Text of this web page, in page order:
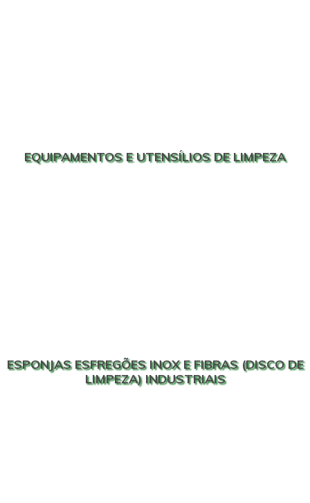
EQUIPAMENTOS E UTENSÍLIOS DE LIMPEZA
ESPONJAS ESFREGÕES INOX E FIBRAS (DISCO DE
LIMPEZA) INDUSTRIAIS